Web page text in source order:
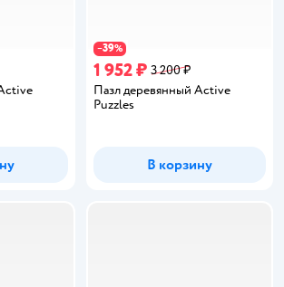
−39%
1 952 ₽ 3 200 ₽
Пазл деревянный Active
Puzzles
В корзину